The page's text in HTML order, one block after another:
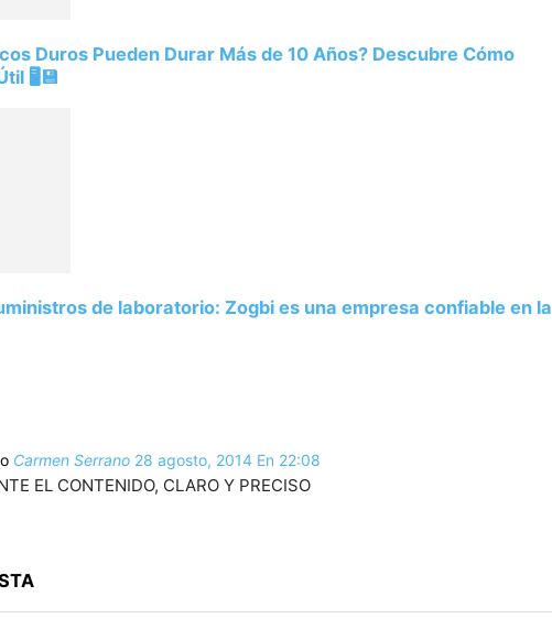
Duros Pueden Durar Más de 10 Años? Descubre Cómo
🖥️💾
de laboratorio: Zogbi es una empresa confiable en la
Carmen Serrano 28 agosto, 2014 En 22:08
EL CONTENIDO, CLARO Y PRECISO